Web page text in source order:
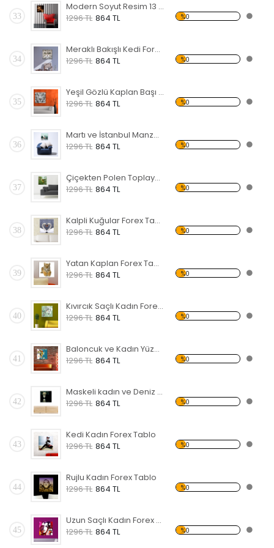
33
Modern Soyut Resim 13 Forex Tablo
1296 TL 864 TL %0
34
Meraklı Bakışlı Kedi Forex Tablo
1296 TL 864 TL %0
35
Yeşil Gözlü Kaplan Başı Forex Tablo
1296 TL 864 TL %0
36
Martı ve İstanbul Manzaralı Forex Tablo
1296 TL 864 TL %0
37
Çiçekten Polen Toplayan Sinek Kuşu Forex Tablo
1296 TL 864 TL %0
38
Kalpli Kuğular Forex Tablo
1296 TL 864 TL %0
39
Yatan Kaplan Forex Tablo
1296 TL 864 TL %0
40
Kıvırcık Saçlı Kadın Forex Tablo
1296 TL 864 TL %0
41
Baloncuk ve Kadın Yüzü Forex Tablo
1296 TL 864 TL %0
42
Maskeli kadın ve Deniz Forex Tablo
1296 TL 864 TL %0
43
Kedi Kadın Forex Tablo
1296 TL 864 TL %0
44
Rujlu Kadın Forex Tablo
1296 TL 864 TL %0
45
Uzun Saçlı Kadın Forex Tablo
1296 TL 864 TL %0